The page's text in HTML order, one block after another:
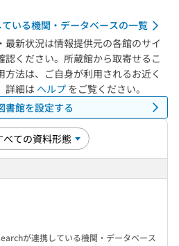
いる機関・データベースの一覧
新状況は情報提供元の各館のサイ
認ください。所蔵館から取寄せるこ
法は、ご自身が利用されるお近く
詳細は ヘルプ をご覧ください。
書館を設定する
が連携している機関・データベース